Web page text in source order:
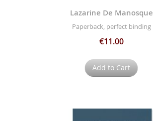
Lazarine De Manosque
Paperback, perfect binding
€11.00
Add to Cart